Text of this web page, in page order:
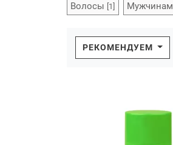
Волосы [1] Мужчинам
РЕКОМЕНДУЕМ